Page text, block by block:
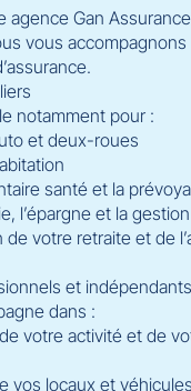
agence Gan
vous accompagnons
notamment pour :
et deux-roues
santé et la
l’épargne et la
de votre retraite et de
et indépendants
dans :
votre activité et de
vos locaux et véhicules